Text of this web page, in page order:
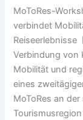
MoToRes-
verbindet
Verbindung von
Mobilität und
eines
MoToRes an